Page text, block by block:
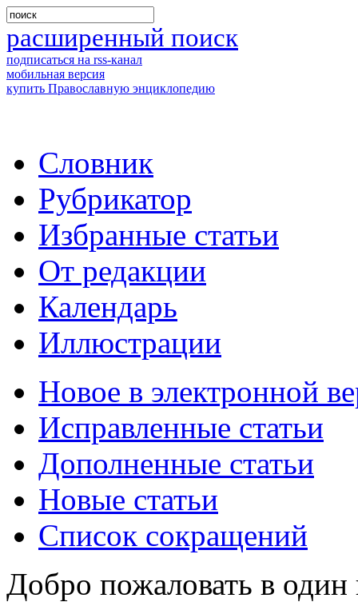
расширенный поиск
подписаться на rss-канал
мобильная версия
купить Православную энциклопедию
Словник
Рубрикатор
Избранные статьи
От редакции
Календарь
Иллюстрации
Новое в электронной
Исправленные статьи
Дополненные статьи
Новые статьи
Список сокращений
Добро пожаловать в